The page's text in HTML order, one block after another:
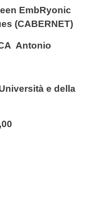
EmbRyonic
(CABERNET)
Antonio
e della